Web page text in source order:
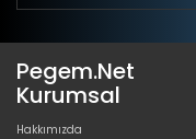
Pegem.Net
Kurumsal
Hakkımızda